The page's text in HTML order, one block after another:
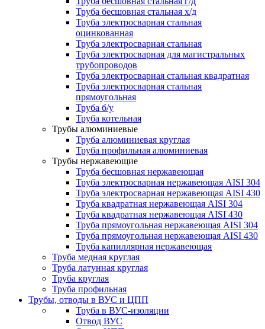
Труба бесшовная стальная х/д
Труба электросварная стальная
оцинкованная
Труба электросварная стальная
Труба электросварная для магистральных
трубопроводов
Труба электросварная стальная квадратная
Труба электросварная стальная
прямоугольная
Труба б/у
Труба котельная
Трубы алюминиевые
Труба алюминиевая круглая
Труба профильная алюминиевая
Трубы нержавеющие
Труба бесшовная нержавеющая
Труба электросварная нержавеющая AISI 304
Труба электросварная нержавеющая AISI 430
Труба квадратная нержавеющая AISI 304
Труба квадратная нержавеющая AISI 430
Труба прямоугольная нержавеющая AISI 304
Труба прямоугольная нержавеющая AISI 430
Труба капиллярная нержавеющая
Труба медная круглая
Труба латунная круглая
Труба круглая
Труба профильная
Трубы, отводы в ВУС и ЦПП
Труба в ВУС-изоляции
Отвод ВУС